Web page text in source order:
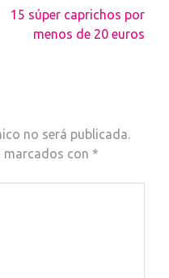
15 súper caprichos por
menos de 20 euros
no será publicada.
con *